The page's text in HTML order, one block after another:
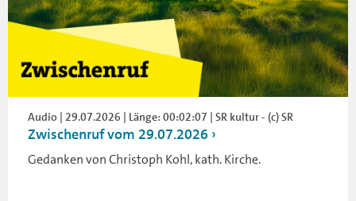
Audio | 29.07.2026 | Länge: 00:02:07 | SR kultur - (c) SR
Zwischenruf vom 29.07.2026
Gedanken von Christoph Kohl, kath. Kirche.